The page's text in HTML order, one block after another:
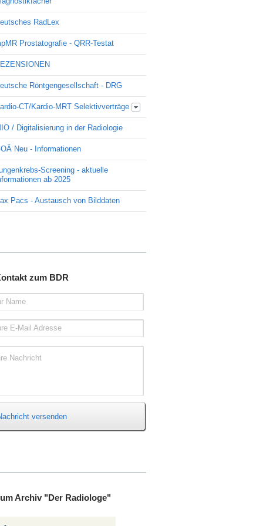
RadLex
Prostatografie - QRR-Testat
Röntgengesellschaft - DRG
CT/Kardio-MRT Selektivverträge
/ Digitalisierung in der Radiologie
Neu - Informationen
Screening - aktuelle
ab 2025
Pacs - Austausch von Bilddaten
zum BDR
Name
E-Mail Adresse
Nachricht
versenden
Archiv "Der Radiologe"